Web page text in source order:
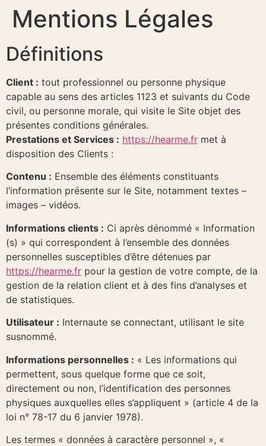
Mentions Légales
Définitions
Client : tout professionnel ou personne physique
capable au sens des articles 1123 et suivants du Code
civil, ou personne morale, qui visite le Site objet des
présentes conditions générales.
Prestations et Services : https://hearme.fr met à
disposition des Clients :
Contenu : Ensemble des éléments constituants
l’information présente sur le Site, notamment textes –
images – vidéos.
Informations clients : Ci après dénommé « Information
(s) » qui correspondent à l’ensemble des données
personnelles susceptibles d’être détenues par
https://hearme.fr pour la gestion de votre compte, de la
gestion de la relation client et à des fins d’analyses et
de statistiques.
Utilisateur : Internaute se connectant, utilisant le site
susnommé.
Informations personnelles : « Les informations qui
permettent, sous quelque forme que ce soit,
directement ou non, l’identification des personnes
physiques auxquelles elles s’appliquent » (article 4 de la
loi n° 78-17 du 6 janvier 1978).
Les termes « données à caractère personnel », «